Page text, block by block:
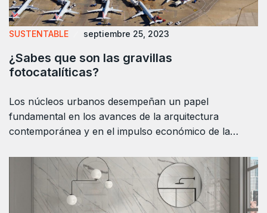
SUSTENTABLE septiembre 25, 2023
¿Sabes que son las gravillas
fotocatalíticas?
Los núcleos urbanos desempeñan un papel
fundamental en los avances de la arquitectura
contemporánea y en el impulso económico de la…